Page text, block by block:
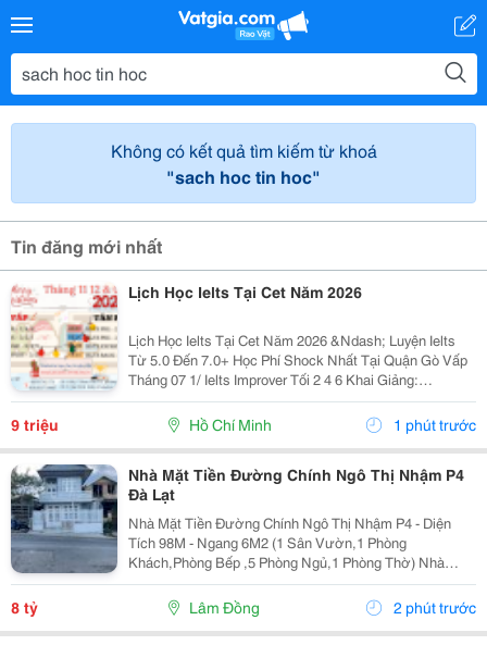
Không có kết quả tìm kiếm từ khoá
"sach hoc tin hoc"
Tin đăng mới nhất
Lịch Học Ielts Tại Cet Năm 2026
Lịch Học Ielts Tại Cet Năm 2026 &Ndash; Luyện Ielts
Từ 5.0 Đến 7.0+ Học Phí Shock Nhất Tại Quận Gò Vấp
Tháng 07 1/ Ielts Improver Tối 2 4 6 Khai Giảng:
13/07/2026 Khung Giờ: 18:00 Đến 21:00 Học Phí Ưu Đãi
5% Khi Đăng Ký 2/ Ielts...
9 triệu Hồ Chí Minh 1 phút trước
Nhà Mặt Tiền Đường Chính Ngô Thị Nhậm P4
Đà Lạt
Nhà Mặt Tiền Đường Chính Ngô Thị Nhậm P4 - Diện
Tích 98M - Ngang 6M2 (1 Sân Vườn,1 Phòng
Khách,Phòng Bếp ,5 Phòng Ngủ,1 Phòng Thờ) Nhà
Trống ,Sổ Sẳn Công Chứng Ngay Trong Ngày 1 Trệt ,1
Lầu ,1 Áp Mái ( Có Sân Đậu Xe Ôtô Trong Nhà ) -
Hướng...
8 tỷ Lâm Đồng 2 phút trước